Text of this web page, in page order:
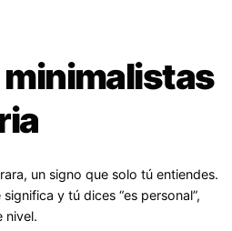
un signo que solo tú entiendes.
y tú dices “es personal”,
nivel.